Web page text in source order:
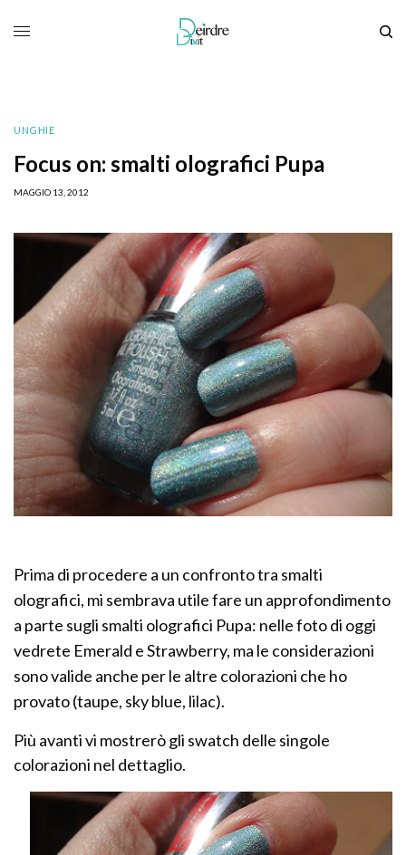
UNGHIE
Focus on: smalti olografici Pupa
MAGGIO 13, 2012
Prima di procedere a un confronto tra smalti
olografici, mi sembrava utile fare un approfondimento
a parte sugli smalti olografici Pupa: nelle foto di oggi
vedrete Emerald e Strawberry, ma le considerazioni
sono valide anche per le altre colorazioni che ho
provato (taupe, sky blue, lilac).
Più avanti vi mostrerò gli swatch delle singole
colorazioni nel dettaglio.